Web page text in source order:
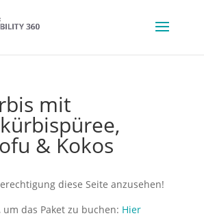
mit
& Kokos
diese Seite anzusehen!
das Paket zu buchen: Hier